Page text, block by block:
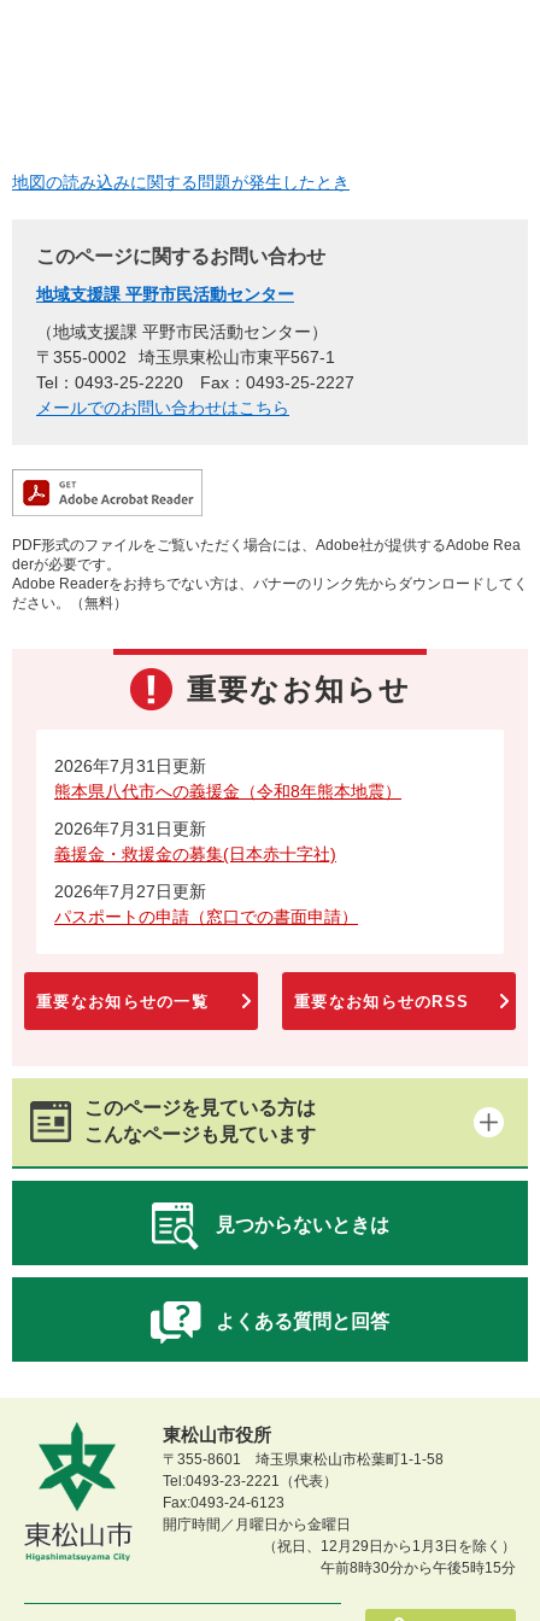
地図の読み込みに関する問題が発生したとき
このページに関するお問い合わせ
地域支援課 平野市民活動センター
地域支援課 平野市民活動センター
〒355-0002
埼玉県東松山市東平567-1
Tel：0493-25-2220
Fax：0493-25-2227
メールでのお問い合わせはこちら
PDF形式のファイルをご覧いただく場合には、Adobe社が提供するAdobe Rea
derが必要です。
Adobe Readerをお持ちでない方は、バナーのリンク先からダウンロードしてく
ださい。（無料）
重要なお知らせ
2026年7月31日更新
熊本県八代市への義援金（令和8年熊本地震）
2026年7月31日更新
義援金・救援金の募集(日本赤十字社)
2026年7月27日更新
パスポートの申請（窓口での書面申請）
重要なお知らせの一覧 重要なお知らせのRSS
このページを見ている方は
こんなページも見ています
見つからないときは
よくある質問と回答
東松山市役所
〒355-8601 埼玉県東松山市松葉町1-1-58
Tel:0493-23-2221（代表）
Fax:0493-24-6123
開庁時間／月曜日から金曜日
（祝日、12月29日から1月3日を除く）
午前8時30分から午後5時15分